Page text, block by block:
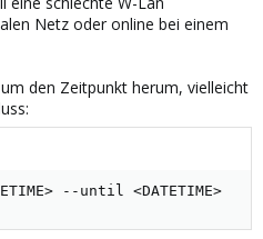
und was kann ich
von wegen fehlerhafter
corosync auch laufen, wenn der
Netz oder online bei einem
den Zeitpunkt herum, vielleicht
> --until <DATETIME>